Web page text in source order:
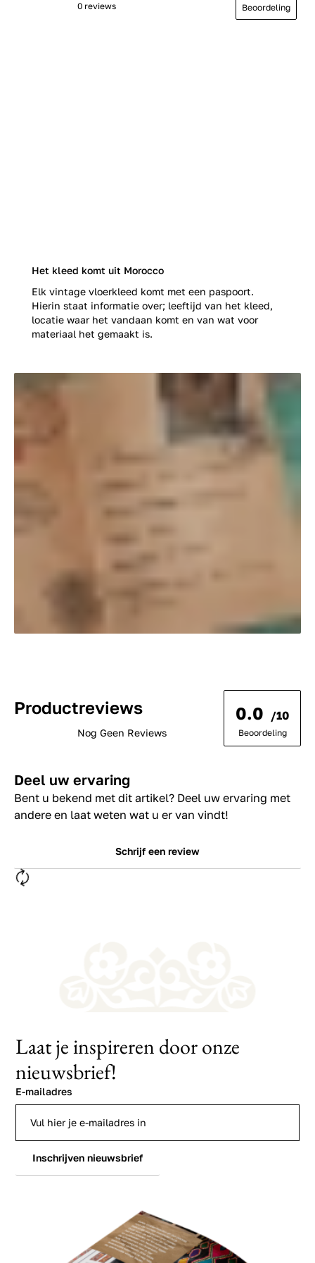
Het kleed komt uit Morocco
Elk vintage vloerkleed komt met een paspoort.
Hierin staat informatie over; leeftijd van het kleed,
locatie waar het vandaan komt en van wat voor
materiaal het gemaakt is.
0 reviews Beoordeling
Productreviews
Nog Geen Reviews
0.0 /10
Beoordeling
Deel uw ervaring
Bent u bekend met dit artikel? Deel uw ervaring met
andere en laat weten wat u er van vindt!
Schrijf een review
Laat je inspireren door onze
nieuwsbrief!
E-mailadres
Inschrijven nieuwsbrief